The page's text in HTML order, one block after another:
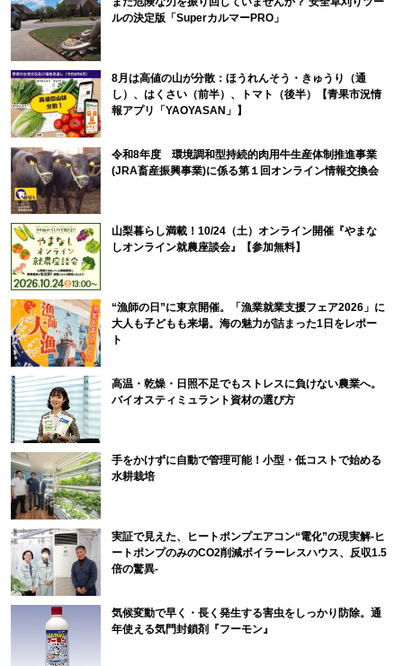
ルの決定版「SuperカルマーPRO」
8月は高値の山が分散：ほうれんそう・きゅうり（通
し）、はくさい（前半）、トマト（後半）【青果市況情
報アプリ「YAOYASAN」】
令和8年度 環境調和型持続的肉用牛生産体制推進事業
(JRA畜産振興事業)に係る第１回オンライン情報交換会
山梨暮らし満載！10/24（土）オンライン開催『やまな
しオンライン就農座談会』【参加無料】
“漁師の日”に東京開催。「漁業就業支援フェア2026」に
大人も子どもも来場。海の魅力が詰まった1日をレポー
ト
高温・乾燥・日照不足でもストレスに負けない農業へ。
バイオスティミュラント資材の選び方
手をかけずに自動で管理可能！小型・低コストで始める
水耕栽培
実証で見えた、ヒートポンプエアコン“電化”の現実解-ヒ
ートポンプのみのCO2削減ボイラーレスハウス、反収1.5
倍の驚異-
気候変動で早く・長く発生する害虫をしっかり防除。通
年使える気門封鎖剤『フーモン』